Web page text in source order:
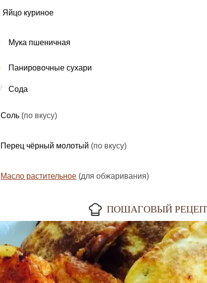
Яйцо куриное
Мука пшеничная
Панировочные сухари
Сода
Соль (по вкусу)
Перец чёрный молотый (по вкусу)
Масло растительное (для обжаривания)
ПОШАГОВЫЙ